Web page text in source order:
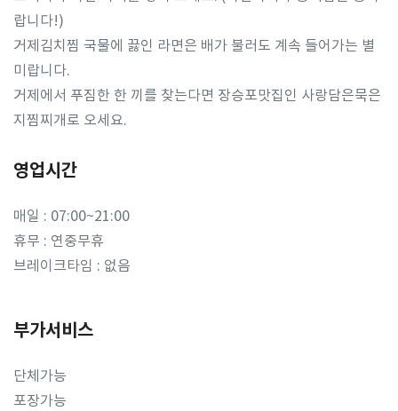
랍니다!)
거제김치찜 국물에 끓인 라면은 배가 불러도 계속 들어가는 별
미랍니다.
거제에서 푸짐한 한 끼를 찾는다면 장승포맛집인 사랑담은묵은
지찜찌개로 오세요.
영업시간
매일 : 07:00~21:00
휴무 : 연중무휴
브레이크타임 : 없음
부가서비스
단체가능
포장가능